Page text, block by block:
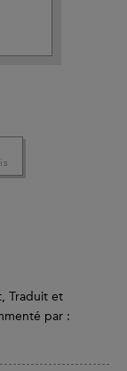
Traduit et
par :